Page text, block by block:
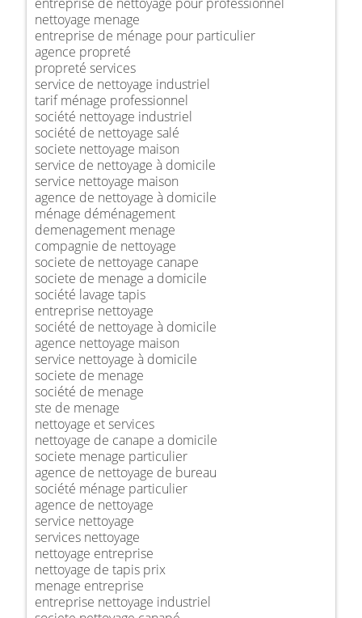
nettoyage menage
entreprise de ménage pour particulier
agence propreté
propreté services
service de nettoyage industriel
tarif ménage professionnel
société nettoyage industriel
société de nettoyage salé
societe nettoyage maison
service de nettoyage à domicile
service nettoyage maison
agence de nettoyage à domicile
ménage déménagement
demenagement menage
compagnie de nettoyage
societe de nettoyage canape
societe de menage a domicile
société lavage tapis
entreprise nettoyage
société de nettoyage à domicile
agence nettoyage maison
service nettoyage à domicile
societe de menage
société de menage
ste de menage
nettoyage et services
nettoyage de canape a domicile
societe menage particulier
agence de nettoyage de bureau
société ménage particulier
agence de nettoyage
service nettoyage
services nettoyage
nettoyage entreprise
nettoyage de tapis prix
menage entreprise
entreprise nettoyage industriel